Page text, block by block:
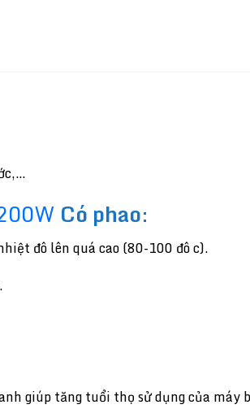
Có phao:
đô lên quá cao (80-100 đô c).
giúp tăng tuổi thọ sử dụng của máy